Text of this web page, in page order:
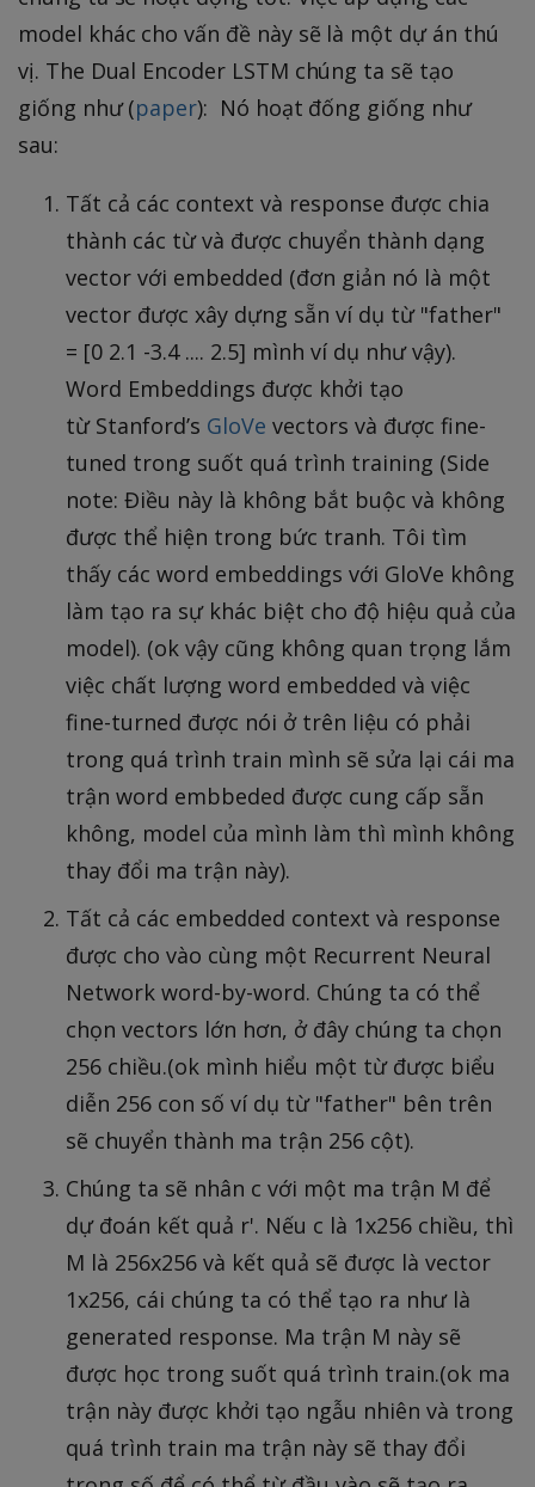
model khác cho vấn đề này sẽ là một dự án thú
vị. The Dual Encoder LSTM chúng ta sẽ tạo
giống như (paper): Nó hoạt đống giống như
sau:
Tất cả các context và response được chia
thành các từ và được chuyển thành dạng
vector với embedded (đơn giản nó là một
vector được xây dựng sẵn ví dụ từ "father"
= [0 2.1 -3.4 .... 2.5] mình ví dụ như vậy).
Word Embeddings được khởi tạo
từ Stanford’s GloVe vectors và được fine-
tuned trong suốt quá trình training (Side
note: Điều này là không bắt buộc và không
được thể hiện trong bức tranh. Tôi tìm
thấy các word embeddings với GloVe không
làm tạo ra sự khác biệt cho độ hiệu quả của
model). (ok vậy cũng không quan trọng lắm
việc chất lượng word embedded và việc
fine-turned được nói ở trên liệu có phải
trong quá trình train mình sẽ sửa lại cái ma
trận word embbeded được cung cấp sẵn
không, model của mình làm thì mình không
thay đổi ma trận này).
Tất cả các embedded context và response
được cho vào cùng một Recurrent Neural
Network word-by-word. Chúng ta có thể
chọn vectors lớn hơn, ở đây chúng ta chọn
256 chiều.(ok mình hiểu một từ được biểu
diễn 256 con số ví dụ từ "father" bên trên
sẽ chuyển thành ma trận 256 cột).
Chúng ta sẽ nhân c với một ma trận M để
dự đoán kết quả r'. Nếu c là 1x256 chiều, thì
M là 256x256 và kết quả sẽ được là vector
1x256, cái chúng ta có thể tạo ra như là
generated response. Ma trận M này sẽ
được học trong suốt quá trình train.(ok ma
trận này được khởi tạo ngẫu nhiên và trong
quá trình train ma trận này sẽ thay đổi